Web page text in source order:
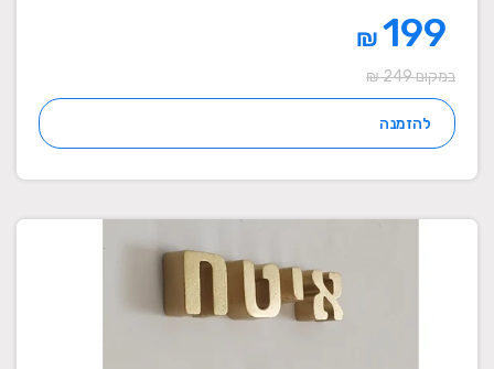
₪
במקום 249 ₪
להזמנה